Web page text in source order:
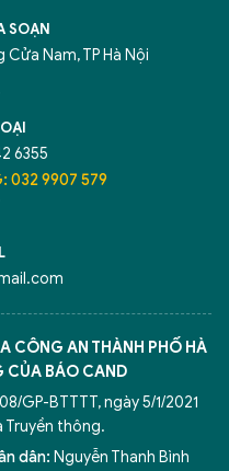
SOẠN
Nam, TP Hà Nội
6355
032 9907 579
CÔNG AN THÀNH PHỐ HÀ
CỦA BÁO CAND
GP-BTTTT, ngày 5/1/2021
Truyền thông.
dân: Nguyễn Thanh Bình